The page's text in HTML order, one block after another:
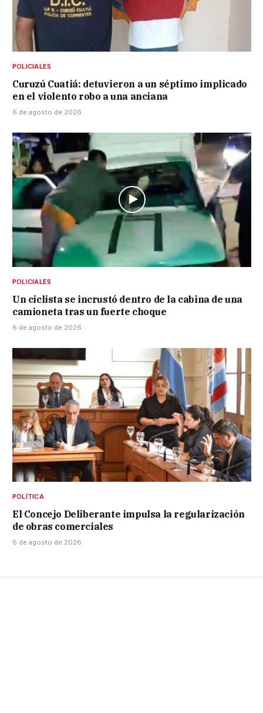
POLICIALES
Curuzú Cuatiá: detuvieron a un séptimo implicado
en el violento robo a una anciana
6 de agosto de 2026
POLICIALES
Un ciclista se incrustó dentro de la cabina de una
camioneta tras un fuerte choque
6 de agosto de 2026
POLÍTICA
El Concejo Deliberante impulsa la regularización
de obras comerciales
6 de agosto de 2026